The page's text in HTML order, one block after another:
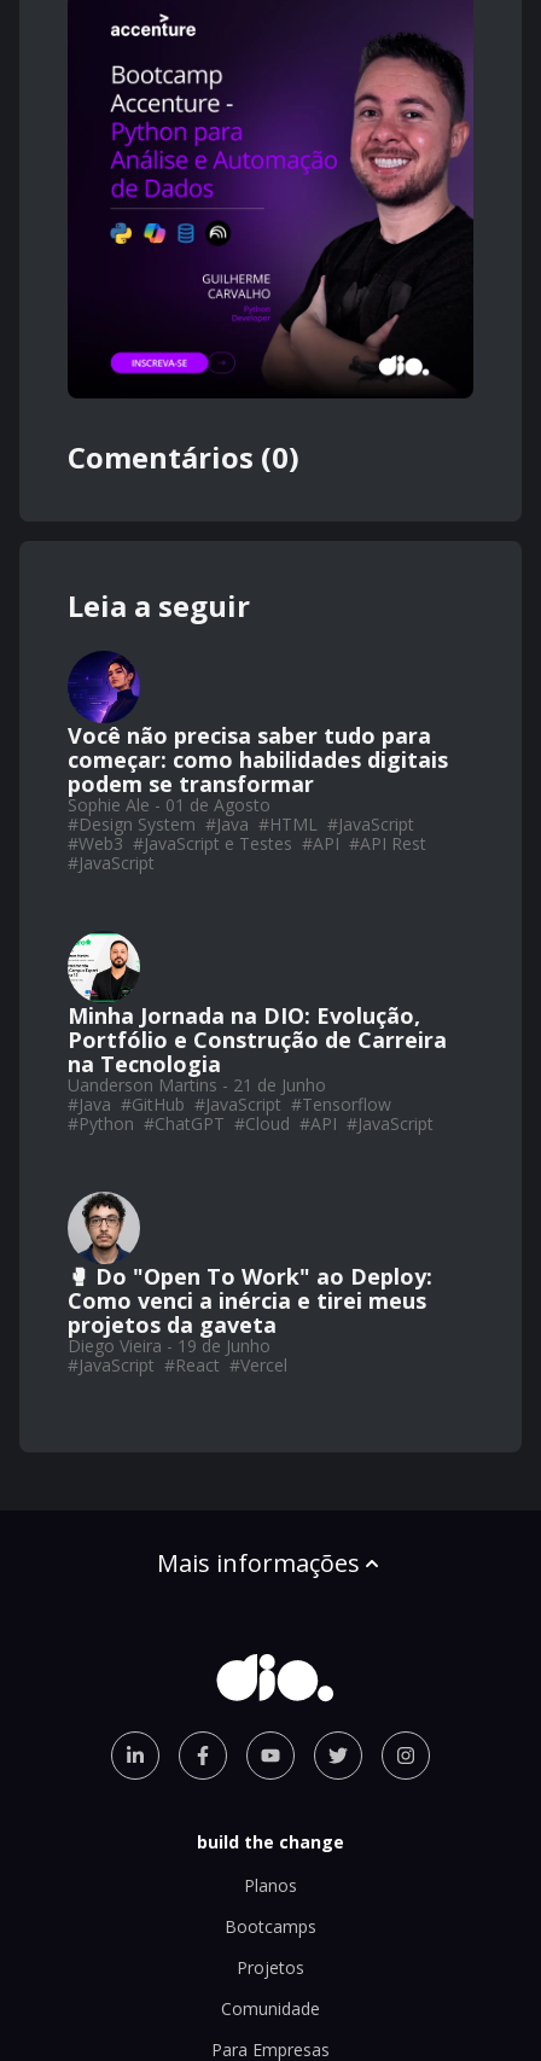
Comentários (0)
Leia a seguir
Você não precisa saber tudo para
começar: como habilidades digitais
podem se transformar
Sophie Ale - 01 de Agosto
#Design System #Java #HTML #JavaScript
#Web3 #JavaScript e Testes #API #API Rest
#JavaScript
Minha Jornada na DIO: Evolução,
Portfólio e Construção de Carreira
na Tecnologia
Uanderson Martins - 21 de Junho
#Java #GitHub #JavaScript #Tensorflow
#Python #ChatGPT #Cloud #API #JavaScript
🥊 Do "Open To Work" ao Deploy:
Como venci a inércia e tirei meus
projetos da gaveta
Diego Vieira - 19 de Junho
#JavaScript #React #Vercel
Mais informações
build the change
Planos
Bootcamps
Projetos
Comunidade
Para Empresas